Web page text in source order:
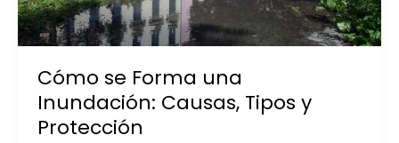
Cómo se Forma una
Inundación: Causas, Tipos y
Protección